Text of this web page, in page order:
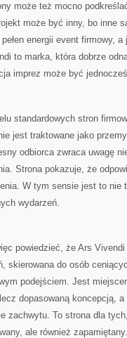
może też mocno
może być inny, bo inne
pełen energii event firmowy,
to marka, która dobrze
imprez może być
standardowych stron
jest traktowane jako
odbiorca zwraca uwagę
Strona pokazuje, że
W tym sensie jest to nie
wydarzeń.
powiedzieć, że Ars
skierowana do osób
podejściem. Jest
dopasowaną koncepcją,
zachwytu. To strona dla
ale również zapamiętany.